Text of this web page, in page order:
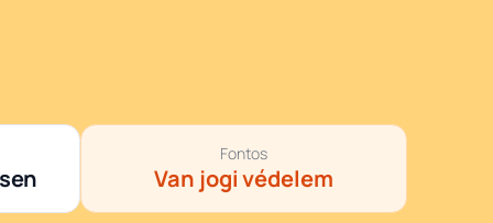
Fontos
Van jogi védelem